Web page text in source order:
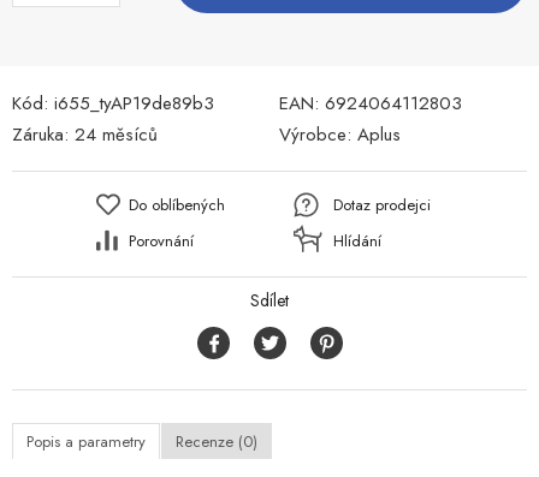
Kód: i655_tyAP19de89b3 EAN: 6924064112803
Záruka: 24 měsíců Výrobce: Aplus
Do oblíbených
Porovnání
Dotaz prodejci
Hlídání
Sdílet
Popis a parametry Recenze (0)